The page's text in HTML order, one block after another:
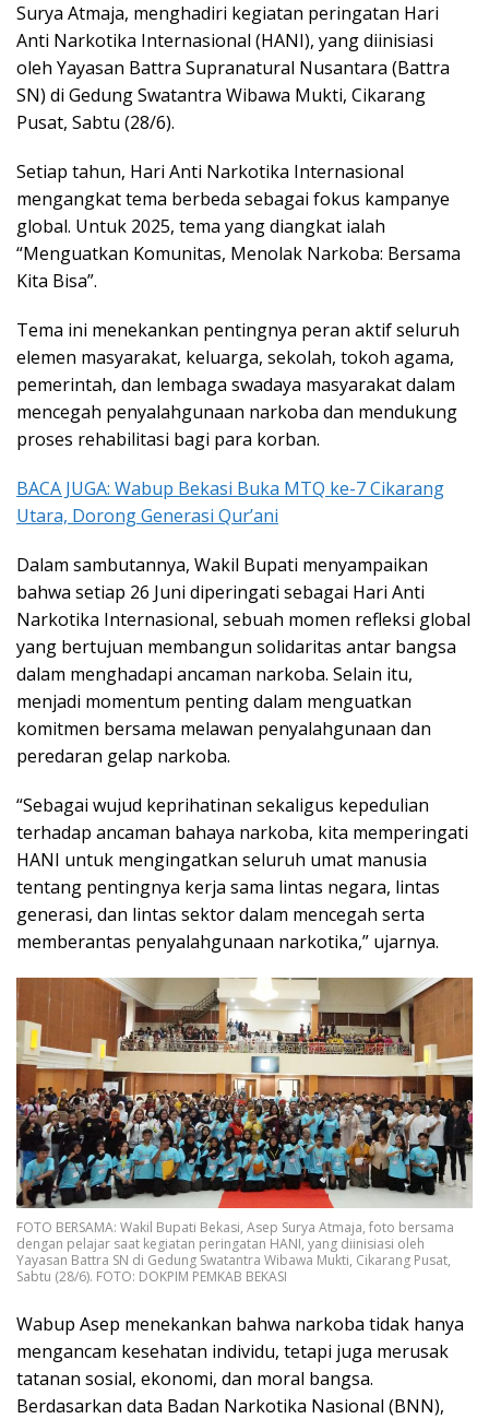
Surya Atmaja, menghadiri kegiatan peringatan Hari
Anti Narkotika Internasional (HANI), yang diinisiasi
oleh Yayasan Battra Supranatural Nusantara (Battra
SN) di Gedung Swatantra Wibawa Mukti, Cikarang
Pusat, Sabtu (28/6).
Setiap tahun, Hari Anti Narkotika Internasional
mengangkat tema berbeda sebagai fokus kampanye
global. Untuk 2025, tema yang diangkat ialah
“Menguatkan Komunitas, Menolak Narkoba: Bersama
Kita Bisa”.
Tema ini menekankan pentingnya peran aktif seluruh
elemen masyarakat, keluarga, sekolah, tokoh agama,
pemerintah, dan lembaga swadaya masyarakat dalam
mencegah penyalahgunaan narkoba dan mendukung
proses rehabilitasi bagi para korban.
BACA JUGA: Wabup Bekasi Buka MTQ ke-7 Cikarang
Utara, Dorong Generasi Qur’ani
Dalam sambutannya, Wakil Bupati menyampaikan
bahwa setiap 26 Juni diperingati sebagai Hari Anti
Narkotika Internasional, sebuah momen refleksi global
yang bertujuan membangun solidaritas antar bangsa
dalam menghadapi ancaman narkoba. Selain itu,
menjadi momentum penting dalam menguatkan
komitmen bersama melawan penyalahgunaan dan
peredaran gelap narkoba.
“Sebagai wujud keprihatinan sekaligus kepedulian
terhadap ancaman bahaya narkoba, kita memperingati
HANI untuk mengingatkan seluruh umat manusia
tentang pentingnya kerja sama lintas negara, lintas
generasi, dan lintas sektor dalam mencegah serta
memberantas penyalahgunaan narkotika,” ujarnya.
FOTO BERSAMA: Wakil Bupati Bekasi, Asep Surya Atmaja, foto bersama
dengan pelajar saat kegiatan peringatan HANI, yang diinisiasi oleh
Yayasan Battra SN di Gedung Swatantra Wibawa Mukti, Cikarang Pusat,
Sabtu (28/6). FOTO: DOKPIM PEMKAB BEKASI
Wabup Asep menekankan bahwa narkoba tidak hanya
mengancam kesehatan individu, tetapi juga merusak
tatanan sosial, ekonomi, dan moral bangsa.
Berdasarkan data Badan Narkotika Nasional (BNN),